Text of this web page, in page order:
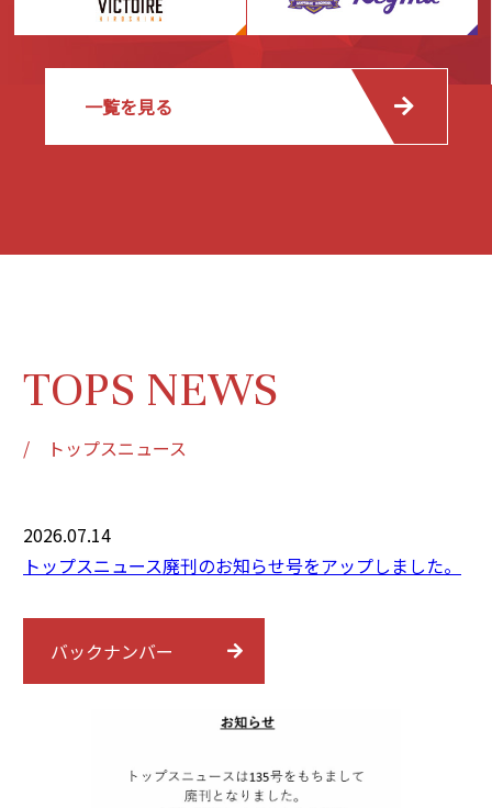
一覧を見る
TOPS NEWS
/ トップスニュース
2026.07.14
トップスニュース廃刊のお知らせ号をアップしました。
バックナンバー